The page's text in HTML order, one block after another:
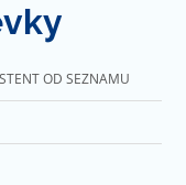
OD SEZNAMU